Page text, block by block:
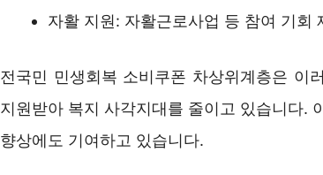
자활 지원: 자활근로사업 등 참여 기회
전국민 민생회복 소비쿠폰 차상위계층은 이
지원받아 복지 사각지대를 줄이고 있습니다.
향상에도 기여하고 있습니다.